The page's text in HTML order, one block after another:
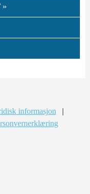
»
informasjon
|